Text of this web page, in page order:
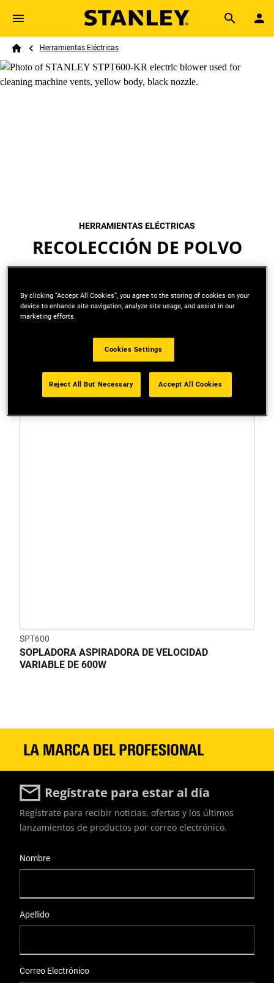
Skip to main content
Search
Breadcrumb
Herramientas Eléctricas
HERRAMIENTAS ELÉCTRICAS
RECOLECCIÓN DE POLVO
SPT600
SOPLADORA ASPIRADORA DE VELOCIDAD
VARIABLE DE 600W
Regístrate para estar al día
Regístrate para recibir noticias, ofertas y los últimos
lanzamientos de productos por correo electrónico.
Nombre
Apellido
Correo Electrónico
By clicking “Accept All Cookies”, you agree to the storing of cookies on your
device to enhance site navigation, analyze site usage, and assist in our
marketing efforts.
Cookies Settings
Reject All But Necessary Accept All Cookies